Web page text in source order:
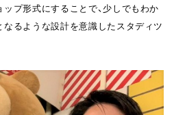
プ形式にすることで、少しでもわか
なるような設計を意識したスタディツ